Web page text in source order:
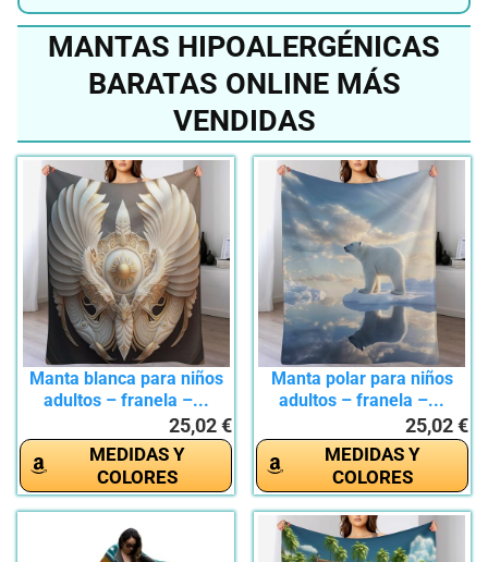
MANTAS HIPOALERGÉNICAS
BARATAS ONLINE MÁS
VENDIDAS
Manta blanca para niños
adultos – franela –...
25,02 €
MEDIDAS Y
COLORES
Manta polar para niños
adultos – franela –...
25,02 €
MEDIDAS Y
COLORES